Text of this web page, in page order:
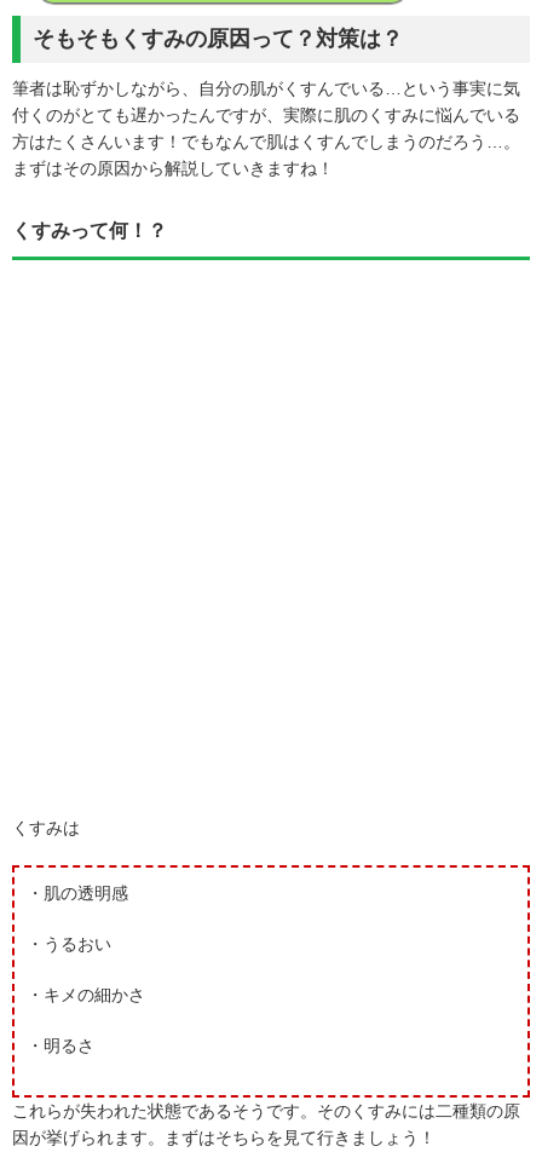
そもそもくすみの原因って？対策は？
筆者は恥ずかしながら、自分の肌がくすんでいる…という事実に気
付くのがとても遅かったんですが、実際に肌のくすみに悩んでいる
方はたくさんいます！でもなんで肌はくすんでしまうのだろう…。
まずはその原因から解説していきますね！
くすみって何！？
くすみは
・肌の透明感
・うるおい
・キメの細かさ
・明るさ
これらが失われた状態であるそうです。そのくすみには二種類の原
因が挙げられます。まずはそちらを見て行きましょう！